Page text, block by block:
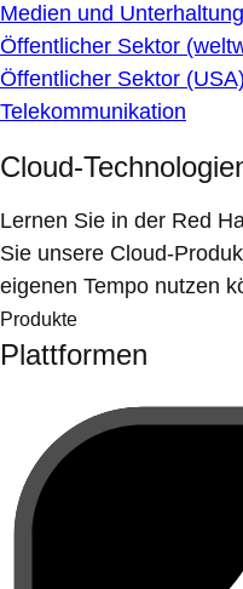
Medien und Unterhaltung
Öffentlicher Sektor
Öffentlicher Sektor (USA)
Telekommunikation
Cloud-
Lernen Sie in der Red
Sie unsere Cloud-
eigenen Tempo nutzen
Produkte
Plattformen